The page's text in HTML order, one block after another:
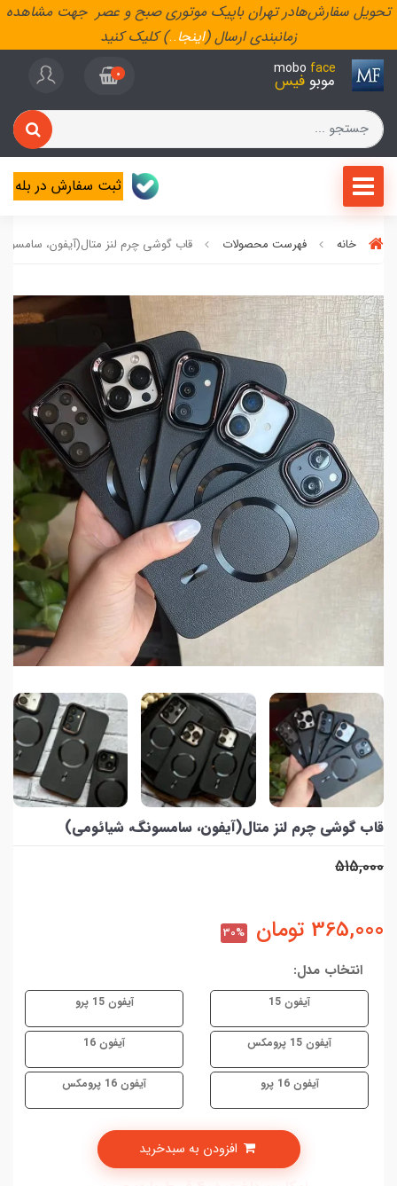
تحویل سفارش‌هادر تهران باپیک موتوری صبح و عصر جهت مشاهده
زمانبندی ارسال (اینجا..) کلیک کنید
mobo face
موبو فیس 0
ثبت سفارش در بله
خانه فهرست محصولات قاب گوشی چرم لنز متال(آیفون،
قاب گوشی چرم لنز متال(آیفون، سامسونگ، شیائومی)
515,000
365,000 تومان 30%
انتخاب مدل:
آیفون 15 آیفون 15 پرو
آیفون 15 پرومکس آیفون 16
آیفون 16 پرو آیفون 16 پرومکس